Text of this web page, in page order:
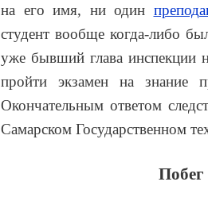
на его имя, ни один
студент вообще когда-либо
уже бывший глава инспекции
пройти экзамен на знание
Окончательным ответом
Самарском Государственном
Побег